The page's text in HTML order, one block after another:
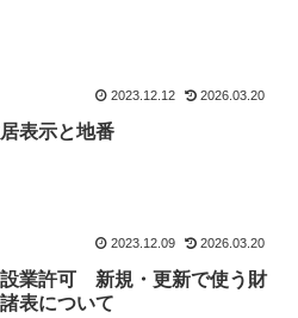
2023.12.12 2026.03.20
表示と地番
2023.12.09 2026.03.20
業許可 新規・更新で使う財
表について